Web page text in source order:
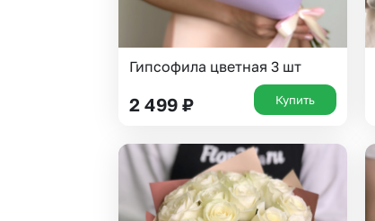
Гипсофила цветная 3 шт
2 499 ₽ Купить